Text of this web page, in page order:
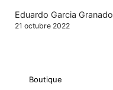
Eduardo Garcia Granado
21 octubre 2022
Boutique